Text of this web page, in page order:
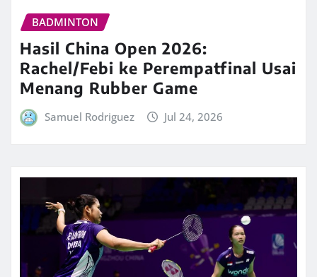
BADMINTON
Hasil China Open 2026:
Rachel/Febi ke Perempatfinal Usai
Menang Rubber Game
Samuel Rodriguez Jul 24, 2026